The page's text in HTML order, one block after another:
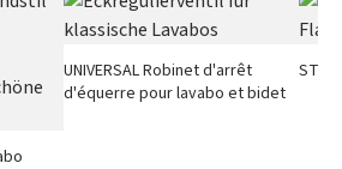
UNIVERSAL Robinet d'arrêt
d'équerre pour lavabo et bidet